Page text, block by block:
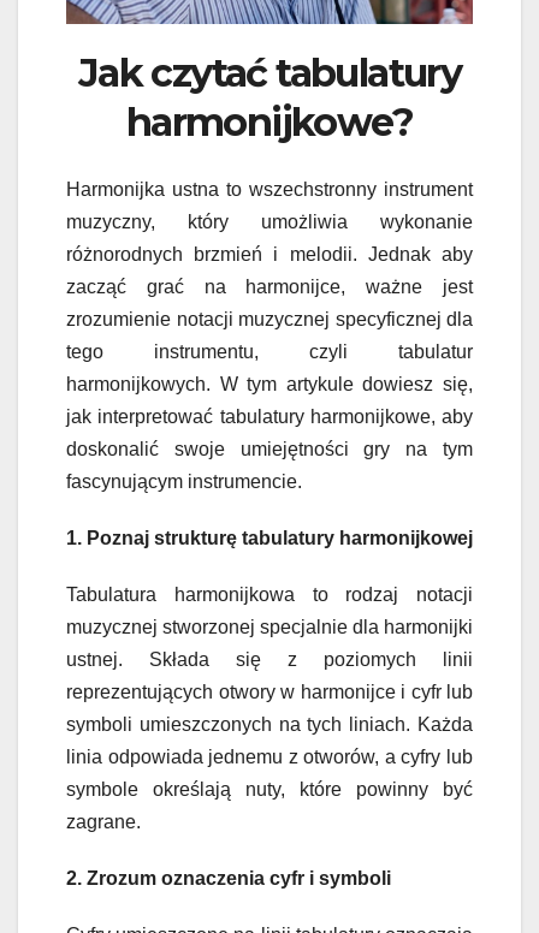
Jak czytać tabulatury
harmonijkowe?
Harmonijka ustna to wszechstronny instrument
muzyczny, który umożliwia wykonanie
różnorodnych brzmień i melodii. Jednak aby
zacząć grać na harmonijce, ważne jest
zrozumienie notacji muzycznej specyficznej dla
tego instrumentu, czyli tabulatur
harmonijkowych. W tym artykule dowiesz się,
jak interpretować tabulatury harmonijkowe, aby
doskonalić swoje umiejętności gry na tym
fascynującym instrumencie.
1. Poznaj strukturę tabulatury harmonijkowej
Tabulatura harmonijkowa to rodzaj notacji
muzycznej stworzonej specjalnie dla harmonijki
ustnej. Składa się z poziomych linii
reprezentujących otwory w harmonijce i cyfr lub
symboli umieszczonych na tych liniach. Każda
linia odpowiada jednemu z otworów, a cyfry lub
symbole określają nuty, które powinny być
zagrane.
2. Zrozum oznaczenia cyfr i symboli